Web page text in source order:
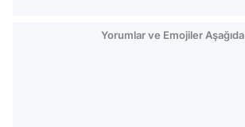
Yorumlar ve Emojiler Aşağıda